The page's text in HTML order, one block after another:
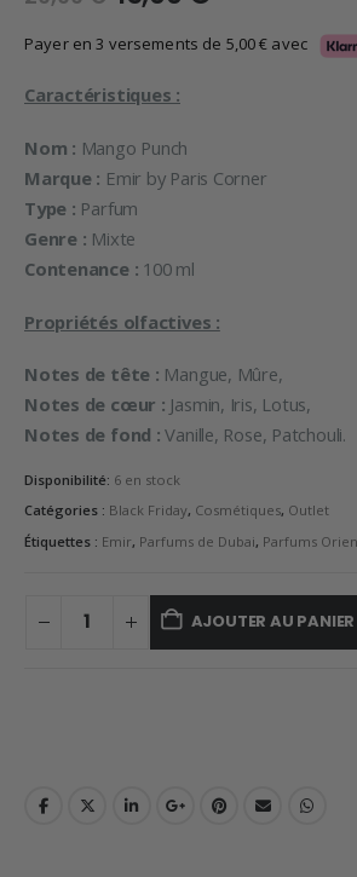
prix
initial
29,99 €.
actuel
Payer en 3 versements de 5,00€ avec
Caractéristiques :
Nom : Mango Punch
Marque : Emir by Paris Corner
Type : Parfum
Genre : Mixte
Contenance : 100 ml
Propriétés olfactives :
Notes de tête : Mangue, Mûre,
Notes de cœur : Jasmin, Iris, Lotus,
Notes de fond : Vanille, Rose, Patchouli.
Disponibilité: 6 en stock
Catégories : Black Friday, Cosmétiques, Outlet
Étiquettes : Emir, Parfums de Dubai, Parfums
AJOUTER AU PANIER